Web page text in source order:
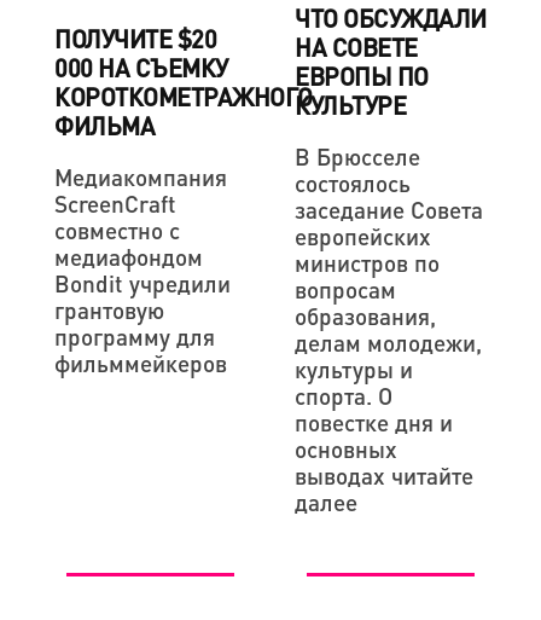
ПОЛУЧИТЕ $20
000 НА СЪЕМКУ
КОРОТКОМЕТРАЖНОГО
ФИЛЬМА
Медиакомпания
ScreenCraft
совместно с
медиафондом
Bondit учредили
грантовую
программу для
фильммейкеров
ЧТО ОБСУЖДАЛИ
НА СОВЕТЕ
ЕВРОПЫ ПО
КУЛЬТУРЕ
В Брюсселе
состоялось
заседание Совета
европейских
министров по
вопросам
образования,
делам молодежи,
культуры и
спорта. О
повестке дня и
основных
выводах читайте
далее